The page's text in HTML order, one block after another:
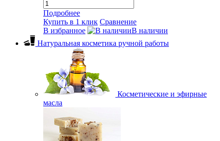
Подробнее
Купить в 1 клик Сравнение
В избранное
В наличии
Натуральная косметика ручной работы
Косметические и эфирные
масла